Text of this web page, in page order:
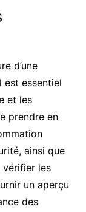
d’une
est essentiel
et les
prendre en
ainsi que
vérifier les
un aperçu
des